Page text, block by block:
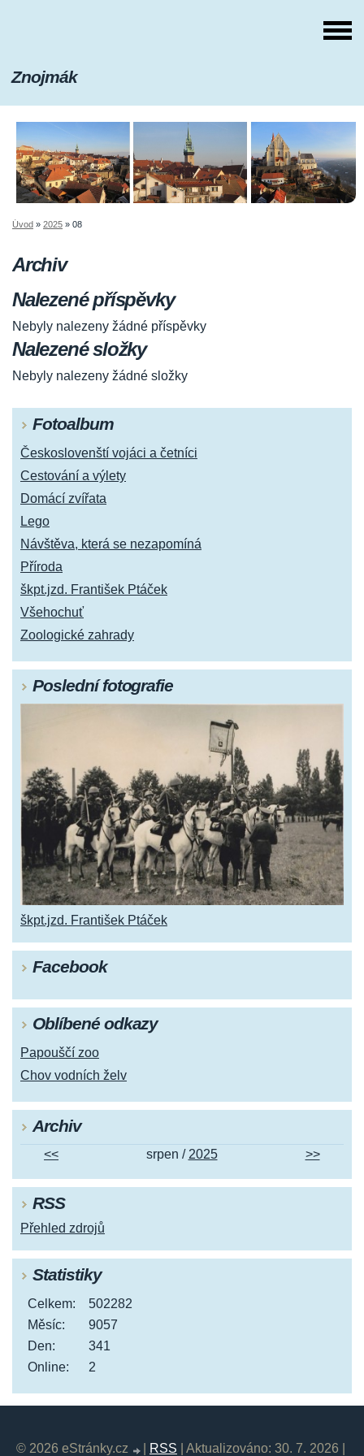
Znojmák
Úvod » 2025 » 08
Archiv
Nalezené příspěvky
Nebyly nalezeny žádné příspěvky
Nalezené složky
Nebyly nalezeny žádné složky
Fotoalbum
Českoslovenští vojáci a četníci
Cestování a výlety
Domácí zvířata
Lego
Návštěva, která se nezapomíná
Příroda
škpt.jzd. František Ptáček
Všehochuť
Zoologické zahrady
Poslední fotografie
škpt.jzd. František Ptáček
Facebook
Oblíbené odkazy
Papouščí zoo
Chov vodních želv
Archiv
<< srpen / 2025 >>
RSS
Přehled zdrojů
Statistiky
Online: 2
Celkem:
502282
Měsíc:
9057
Den:
341
© 2026 eStránky.cz RSS Aktualizováno: 30. 7. 2026